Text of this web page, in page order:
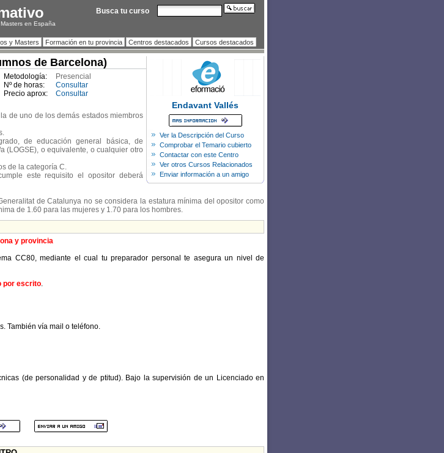
en España
y Masters Formación en tu provincia Centros destacados Cursos destacados
Endavant Vallés
Ver la Descripción del Curso
Comprobar el Temario cubierto
Contactar con este Centro
Ver otros Cursos Relacionados
Enviar información a un amigo
de Barcelona)
Metodología:
Presencial
Nº de horas:
Consultar
Precio aprox:
Consultar
de uno de los demás estados miembros
de educación general básica, de
(LOGSE), o equivalente, o cualquier otro
de la categoría C.
este requisito el opositor deberá
de Catalunya no se considera la estatura mínima del opositor como
de 1.60 para las mujeres y 1.70 para los hombres.
y provincia
CC80, mediante el cual tu preparador personal te asegura un nivel de
por escrito.
También vía mail o teléfono.
(de personalidad y de ptitud). Bajo la supervisión de un Licenciado en
Busca tu curso